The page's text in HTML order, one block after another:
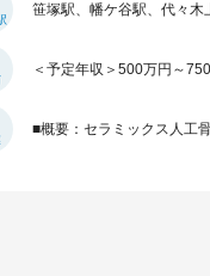
笹塚駅、幡ケ谷駅、代々木
＜予定年収＞500万円～
■概要：セラミックス人工